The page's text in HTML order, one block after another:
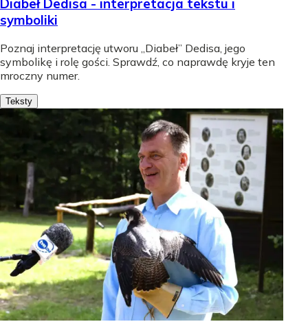
Diabeł Dedisa - interpretacja tekstu i
symboliki
Poznaj interpretację utworu „Diabeł” Dedisa, jego
symbolikę i rolę gości. Sprawdź, co naprawdę kryje ten
mroczny numer.
Teksty